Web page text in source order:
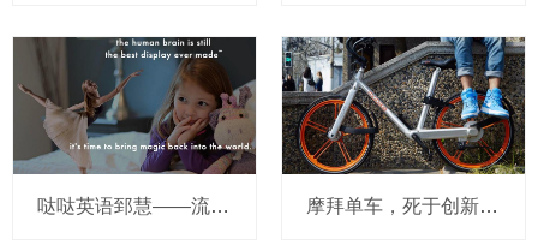
哒哒英语郅慧——流量这杯毒酒，你还喝吗？ 摩拜单车，死于创新的一百万种方式